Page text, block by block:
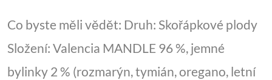
Co byste měli vědět: Druh: Skořápkové plody
Složení: Valencia MANDLE 96 %, jemné
bylinky 2 % (rozmarýn, tymián, oregano, letní